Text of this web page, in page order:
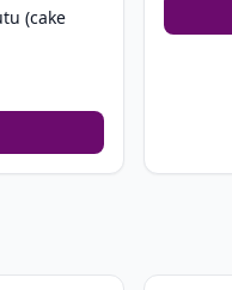
(cake